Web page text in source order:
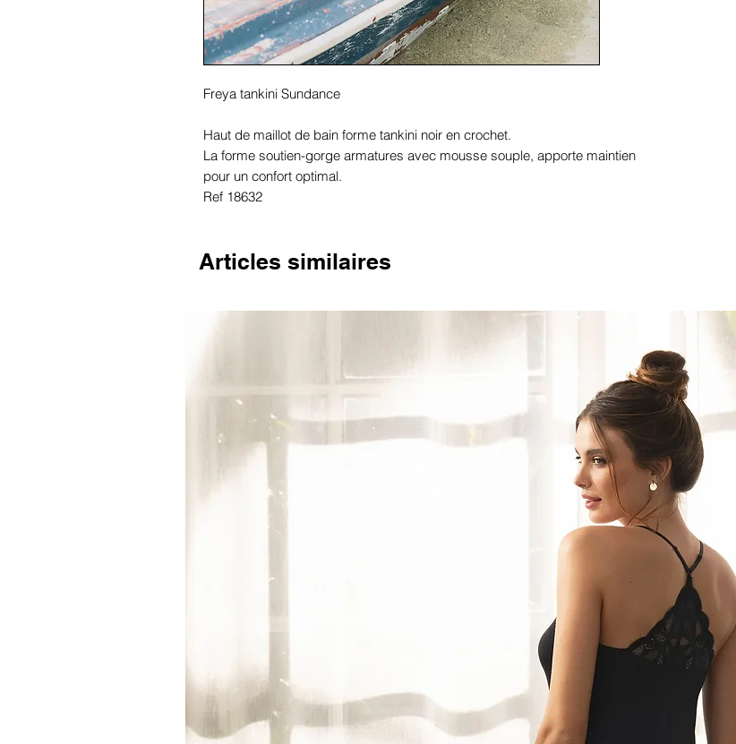
Freya tankini Sundance
Haut de maillot de bain forme tankini noir en crochet.
La forme soutien-gorge armatures avec mousse souple, apporte maintien
pour un confort optimal.
Ref 18632
Articles similaires